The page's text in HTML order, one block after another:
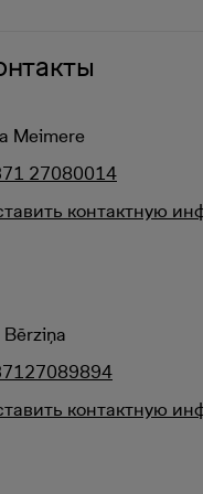
Meimere
27080014
контактную
Bērziņa
контактную